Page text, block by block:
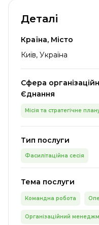
Деталі
Країна, Місто
Київ, Україна
Сфера
Єднання
Місія та стратегічне
Тип послуги
Фасилітаційна сесія
Тема послуги
Командна робота
Організаційний